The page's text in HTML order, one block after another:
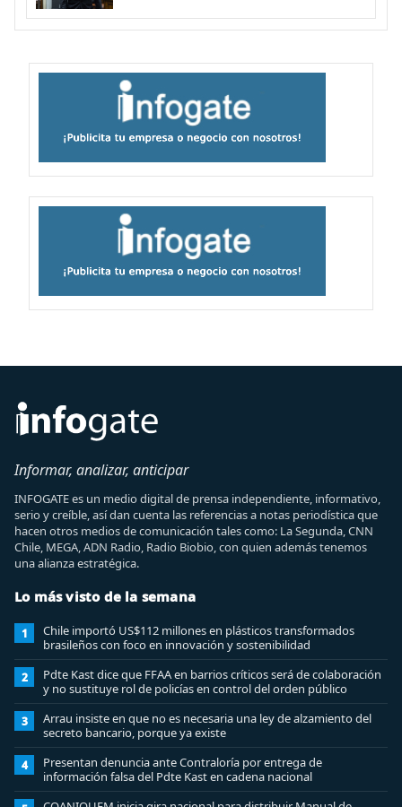
Informar, analizar, anticipar
INFOGATE es un medio digital de prensa independiente, informativo,
serio y creíble, así dan cuenta las referencias a notas periodística que
hacen otros medios de comunicación tales como: La Segunda, CNN
Chile, MEGA, ADN Radio, Radio Biobio, con quien además tenemos
una alianza estratégica.
Lo más visto de la semana
1
Chile importó US$112 millones en plásticos transformados
brasileños con foco en innovación y sostenibilidad
2
Pdte Kast dice que FFAA en barrios críticos será de colaboración
y no sustituye rol de policías en control del orden público
3
Arrau insiste en que no es necesaria una ley de alzamiento del
secreto bancario, porque ya existe
4
Presentan denuncia ante Contraloría por entrega de
información falsa del Pdte Kast en cadena nacional